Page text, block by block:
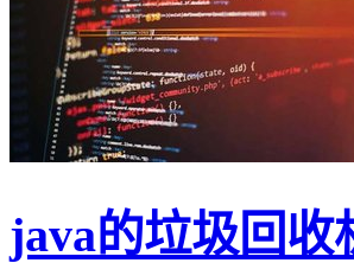
java的垃圾回收